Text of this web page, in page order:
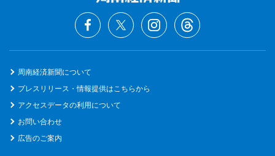
周南経済新聞について
プレスリリース・情報提供はこちらから
アクセスデータの利用について
お問い合わせ
広告のご案内